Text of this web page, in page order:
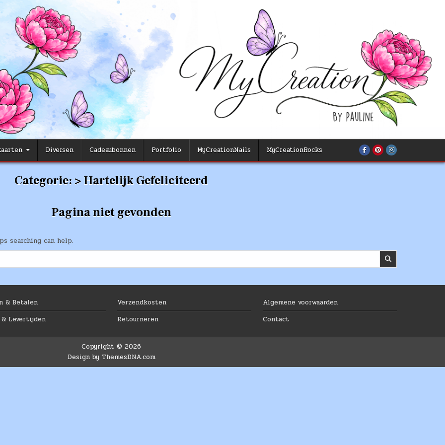
Diversen Cadeaubonnen Portfolio MyCreationNails MyCreationRocks
Categorie: > Hartelijk Gefeliciteerd
Pagina niet gevonden
searching can help.
& Betalen
& Levertijden
Verzendkosten
Retourneren
Algemene voorwaarden
Contact
Copyright © 2026
Design by ThemesDNA.com